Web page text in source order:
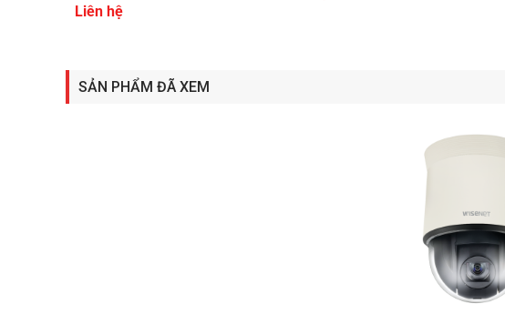
CÔNG TY TNHH THƯƠNG MẠI DỊCH VỤ KỸ THUẬT QUỐC TẾ
Thành phố Hồ Chí Minh, Việt Nam Emaill: info@navicomtech.vn
– SSM V 2.0 – SM V 2.0
Liên hệ
SẢN PHẨM ĐÃ XEM